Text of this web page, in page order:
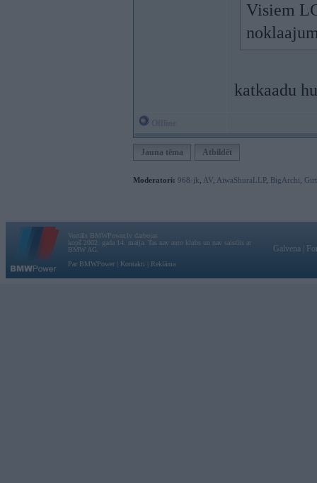
Visiem
katkaadu
Jauna tēma Atbildēt
Moderatori: 968-jk AV AiwaShuraLLP, BigArchi
Vortāls BMWPower.lv darbojas
kopš 2002. gada 14. maija. Tas nav auto klubs un nav saistīts ar
BMW AG.
Par BMWPower
Kontakti Reklāma
Galvena